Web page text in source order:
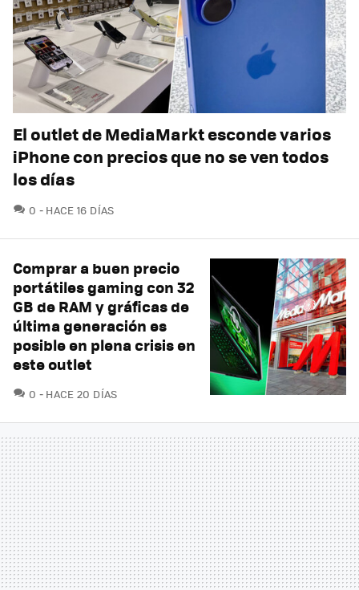
El outlet de MediaMarkt esconde varios
iPhone con precios que no se ven todos
los días
0 COMENTARIOS
HACE 16 DÍAS
Comprar a buen precio
portátiles gaming con 32
GB de RAM y gráficas de
última generación es
posible en plena crisis en
este outlet
0 COMENTARIOS
HACE 20 DÍAS